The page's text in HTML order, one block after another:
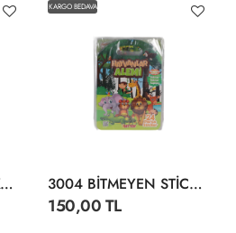
P189 P190 KUTULU KÖPÜK TABANCA
KARGO BEDAVA
3004 BİTMEYEN STİCKER SU ALTI DÜNYASI
150,00 TL